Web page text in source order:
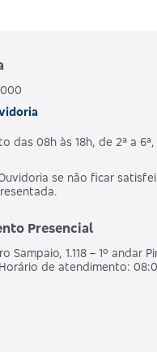
das 08h às 18h, de 2ª a
se não ficar
Presencial
Sampaio, 1.118 – 1º andar
de atendimento: